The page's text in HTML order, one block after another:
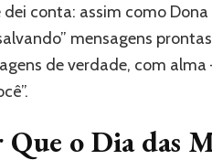
dei conta: assim como
mensagens
de verdade, com
Que o Dia das